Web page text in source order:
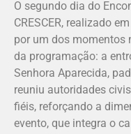
O segundo dia do
CRESCER, realizado
por um dos momentos
da programação: a
Senhora Aparecida,
reuniu autoridades
fiéis, reforçando a
evento, que integra o